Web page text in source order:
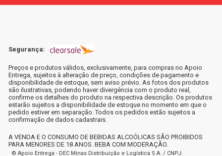
Segurança:
Preços e produtos válidos, exclusivamente, para compras no Apoio
Entrega, sujeitos à alteração de preço, condições de pagamento e
disponibilidade de estoque, sem aviso prévio. As fotos dos produtos
são ilustrativas, podendo haver divergência com o produto real,
confirme os detalhes do produto na respectiva descrição. Os produtos
estarão sujeitos a disponibilidade de estoque no momento em que o
pedido estiver em separação. Todos os pedidos estão sujeitos a
confirmação de dados cadastrais.
A VENDA E O CONSUMO DE BEBIDAS ALCOÓLICAS SÃO PROIBIDOS
PARA MENORES DE 18 ANOS. BEBA COM MODERAÇÃO.
© Apoio Entrega - DEC Minas Distribuição e Logística S.A. / CNPJ: